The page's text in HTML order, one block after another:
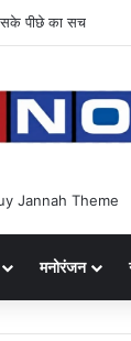
गिरफ्तार
मनोरंजन